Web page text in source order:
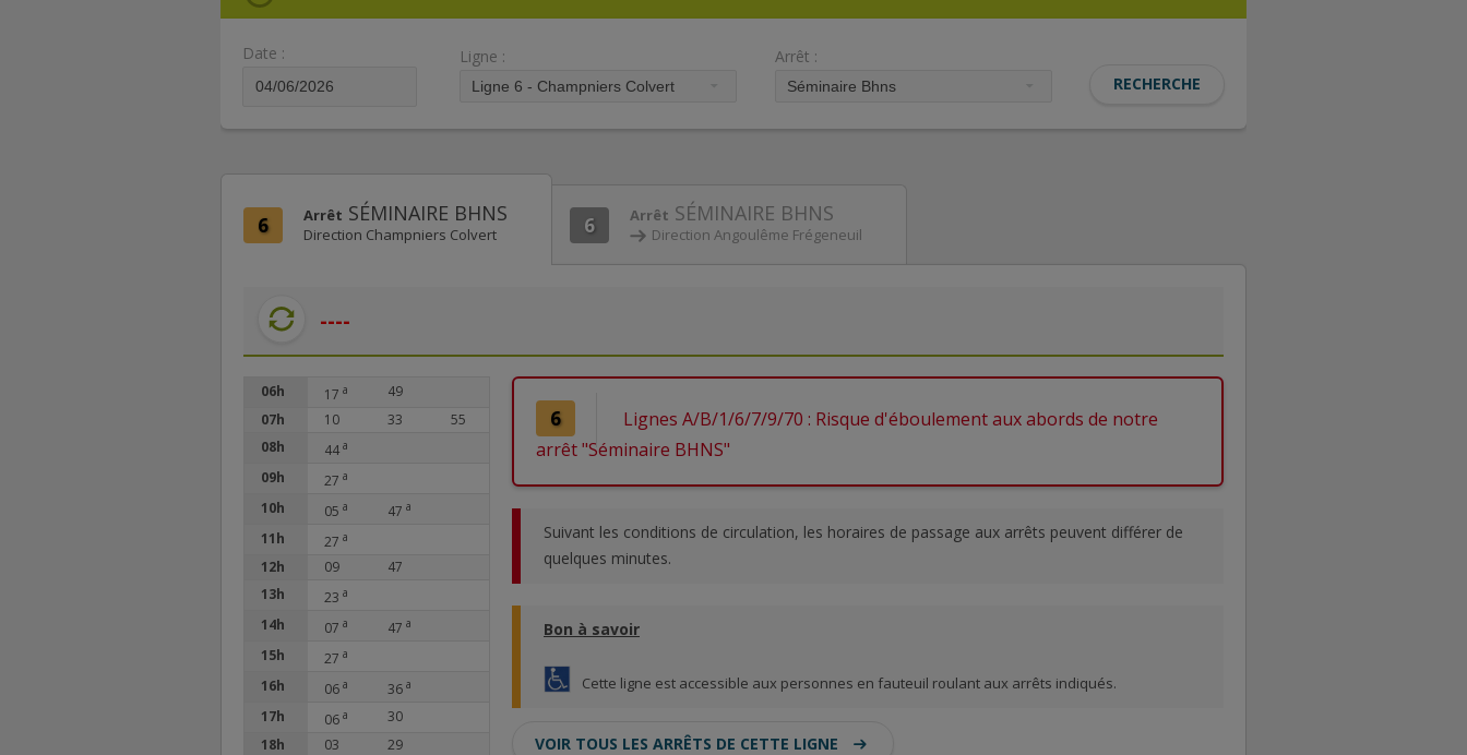
Date : Ligne : Arrêt :
6 Arrêt SÉMINAIRE BHNS
Direction Champniers Colvert 6 Arrêt SÉMINAIRE BHNS
Direction Angoulême Frégeneuil
----
06h 17 a
49
07h
10 33
55
08h
44 a
09h 27 a
10h 05 a 47 a
11h 27 a
12h 09
47
13h
23 a
14h 07 a 47 a
15h 27 a
16h 06 a 36 a
17h 06 a
30
18h
03
29
6
Lignes A/B/1/6/7/9/70 : Risque d'éboulement aux abords de notre
arrêt "Séminaire BHNS"
Suivant les conditions de circulation, les horaires de passage aux arrêts peuvent différer de
quelques minutes.
Bon à savoir
Cette ligne est accessible aux personnes en fauteuil roulant aux arrêts indiqués.
VOIR TOUS LES ARRÊTS DE CETTE LIGNE